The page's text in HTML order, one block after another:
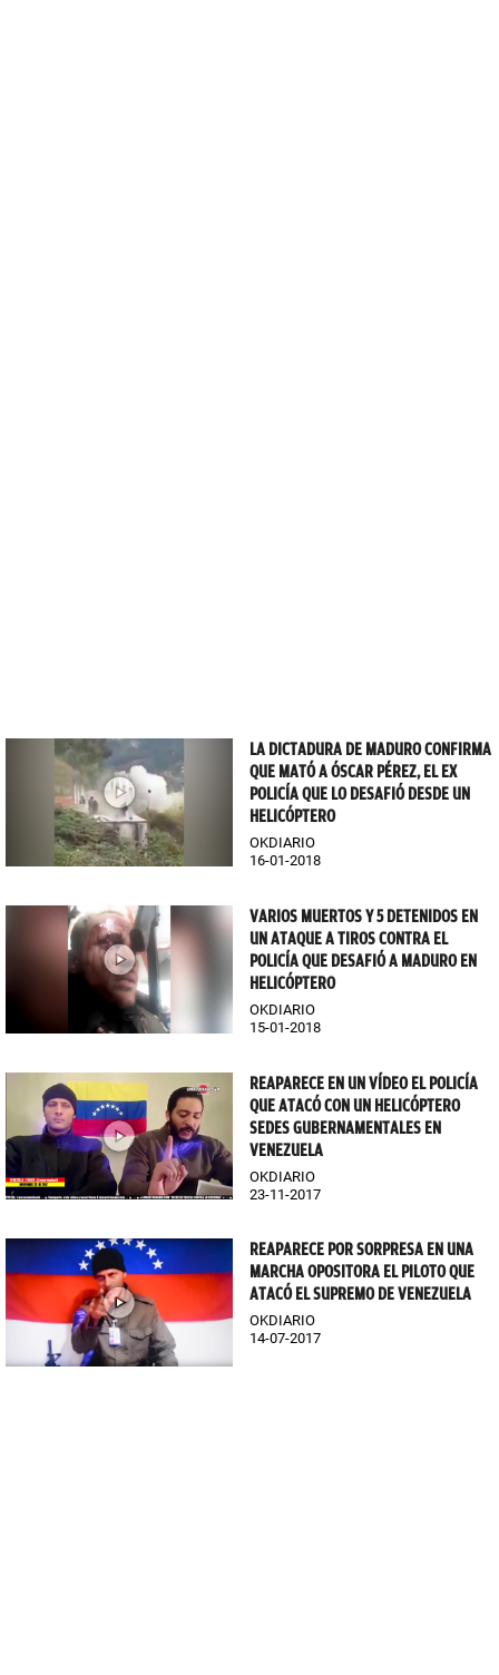
LA DICTADURA DE MADURO CONFIRMA
QUE MATÓ A ÓSCAR PÉREZ, EL EX
POLICÍA QUE LO DESAFIÓ DESDE UN
HELICÓPTERO
OKDIARIO
16-01-2018
VARIOS MUERTOS Y 5 DETENIDOS EN
UN ATAQUE A TIROS CONTRA EL
POLICÍA QUE DESAFIÓ A MADURO EN
HELICÓPTERO
OKDIARIO
15-01-2018
REAPARECE EN UN VÍDEO EL POLICÍA
QUE ATACÓ CON UN HELICÓPTERO
SEDES GUBERNAMENTALES EN
VENEZUELA
OKDIARIO
23-11-2017
REAPARECE POR SORPRESA EN UNA
MARCHA OPOSITORA EL PILOTO QUE
ATACÓ EL SUPREMO DE VENEZUELA
OKDIARIO
14-07-2017